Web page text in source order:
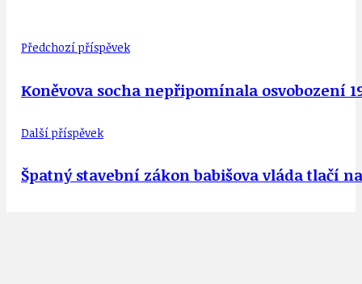
Předchozí příspěvek
Koněvova socha nepřipomínala osvobození
Další příspěvek
Špatný stavební zákon babišova vláda tlačí